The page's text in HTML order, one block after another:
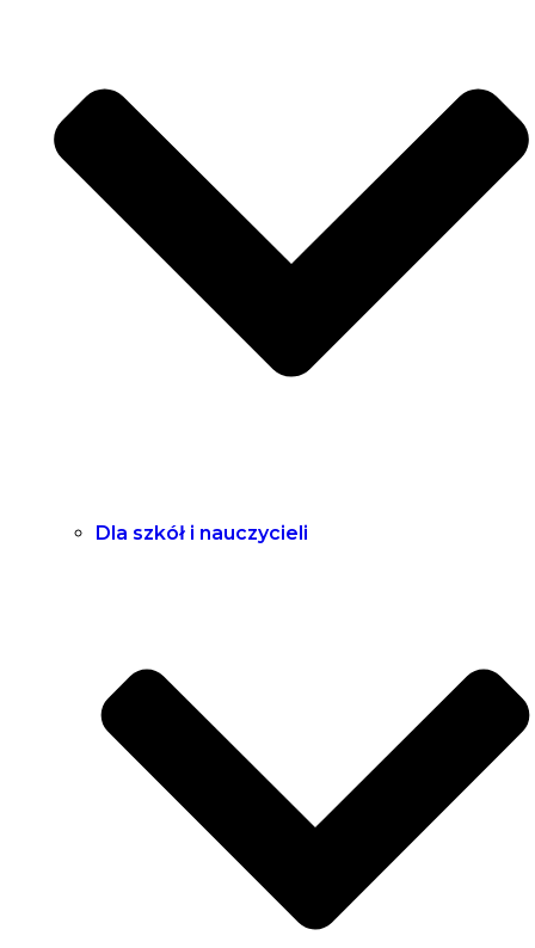
Dla szkół i nauczycieli